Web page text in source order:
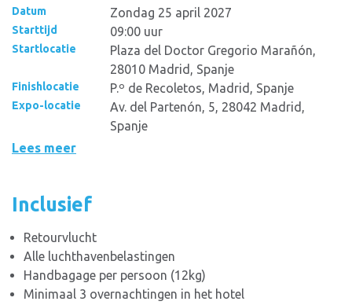
Datum Zondag 25 april 2027
Starttijd 09:00 uur
Startlocatie
Plaza del Doctor Gregorio Marañón,
28010 Madrid, Spanje
Finishlocatie P.º de Recoletos, Madrid, Spanje
Expo-locatie
Av. del Partenón, 5, 28042 Madrid,
Spanje
Lees meer
Inclusief
Retourvlucht
Alle luchthavenbelastingen
Handbagage per persoon (12kg)
Minimaal 3 overnachtingen in het hotel